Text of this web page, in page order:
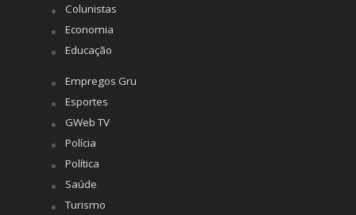
Colunistas
Economia
Educação
Empregos Gru
Esportes
GWeb TV
Polícia
Política
Saúde
Turismo